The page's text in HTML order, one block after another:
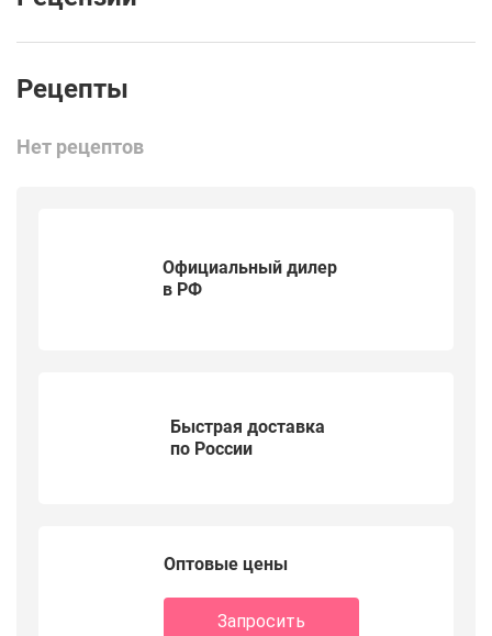
Нет рецептов
Официальный дилер
в РФ
Быстрая доставка
по России
Оптовые цены
Запросить